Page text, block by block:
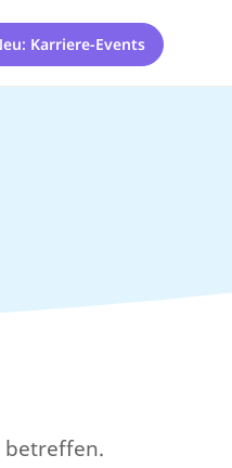
Karriere-Events
betreffen.